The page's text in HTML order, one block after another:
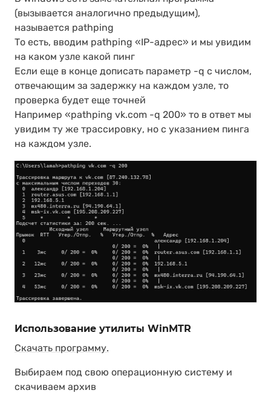
(вызывается аналогично предыдущим),
называется pathping
То есть, вводим pathping «IP-адрес» и мы увидим
на каком узле какой пинг
Если еще в конце дописать параметр -q с числом,
отвечающим за задержку на каждом узле, то
проверка будет еще точней
Например «pathping vk.com -q 200» то в ответ мы
увидим ту же трассировку, но с указанием пинга
на каждом узле.
Использование утилиты WinMTR
Скачать программу.
Выбираем под свою операционную систему и
скачиваем архив